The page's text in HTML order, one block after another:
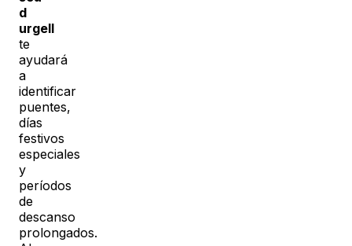
d
urgell
te
ayudará
a
identificar
puentes,
días
festivos
especiales
y
períodos
de
descanso
prolongados.